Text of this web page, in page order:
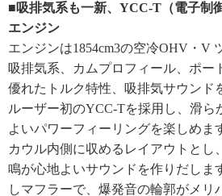
■吸排気系も一新、YCC-T（電子制
エンジン
エンジンは1854cm3の空冷OHV・V
吸排気系、カムプロフィール、ポー
優れたトルク特性、吸排気サウンド
ルーザー初のYCC-Tを採用し、滑ら
よいパワーフィーリングを楽しめま
カウル内側に収めるレイアウトとし
鳴が心地よいサウンドを作りだしま
しマフラーで、爆発音の輪郭がメリ